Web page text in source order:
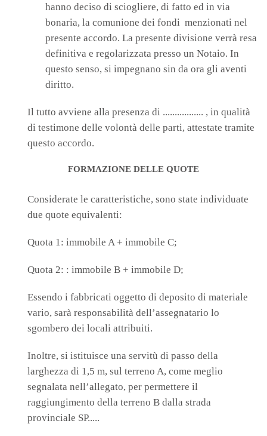
hanno deciso di sciogliere, di fatto ed in via
bonaria, la comunione dei fondi menzionati nel
presente accordo. La presente divisione verrà resa
definitiva e regolarizzata presso un Notaio. In
questo senso, si impegnano sin da ora gli aventi
diritto.
Il tutto avviene alla presenza di ................. , in qualità
di testimone delle volontà delle parti, attestate tramite
questo accordo.
FORMAZIONE DELLE QUOTE
Considerate le caratteristiche, sono state individuate
due quote equivalenti:
Quota 1: immobile A + immobile C;
Quota 2: : immobile B + immobile D;
Essendo i fabbricati oggetto di deposito di materiale
vario, sarà responsabilità dell’assegnatario lo
sgombero dei locali attribuiti.
Inoltre, si istituisce una servitù di passo della
larghezza di 1,5 m, sul terreno A, come meglio
segnalata nell’allegato, per permettere il
raggiungimento della terreno B dalla strada
provinciale SP.....